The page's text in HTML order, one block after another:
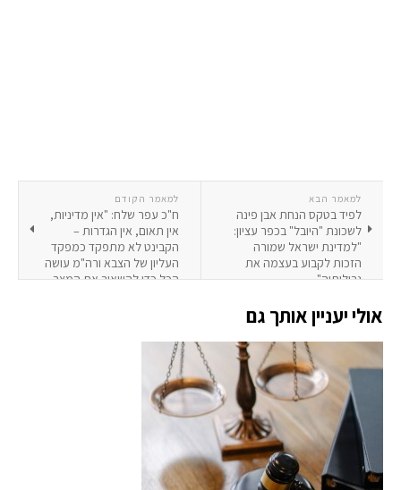
למאמר הקודם
ח"כ עפר שלח: "אין מדיניות,
אין תאום, אין הגדרות –
הקבינט לא מתפקד כמפקד
העליון של הצבא ורה"מ עושה
הכל כדי להשאיר את המצב
למאמר הבא
לפיד בטקס הנחת אבן פינה
לשכונת "היובל" בכפר עציון:
"למדינת ישראל שמורה
הזכות לקבוע בעצמה את
גבולותיה"
אולי יעניין אותך גם